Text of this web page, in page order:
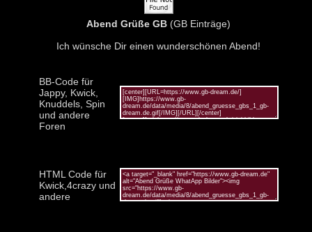
Abend Grüße GB (GB Einträge)
Ich wünsche Dir einen wunderschönen Abend!
BB-Code für
Jappy, Kwick,
Knuddels, Spin
und andere
Foren
HTML Code für
Kwick,4crazy und
andere